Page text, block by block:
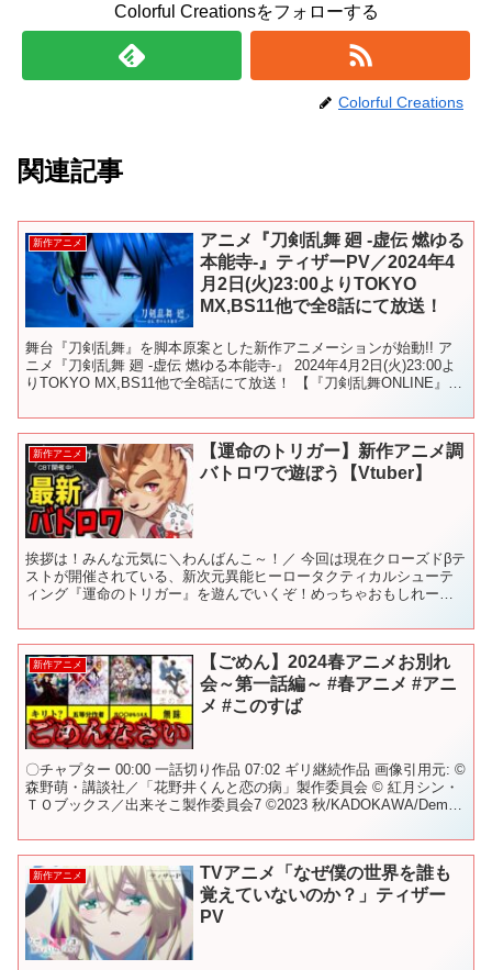
Colorful Creationsをフォローする
Colorful Creations
関連記事
新作アニメ
アニメ『刀剣乱舞 廻 -虚伝 燃ゆる
本能寺-』ティザーPV／2024年4
月2日(火)23:00よりTOKYO
MX,BS11他で全8話にて放送！
舞台『刀剣乱舞』を脚本原案とした新作アニメーションが始動!! ア
ニメ『刀剣乱舞 廻 -虚伝 燃ゆる本能寺-』 2024年4月2日(火)23:00よ
りTOKYO MX,BS11他で全8話にて放送！ 【『刀剣乱舞ONLINE』と
新作アニメ
【運命のトリガー】新作アニメ調
バトロワで遊ぼう【Vtuber】
挨拶は！みんな元気に＼わんばんこ～！／ 今回は現在クローズドβテ
ストが開催されている、新次元異能ヒーロータクティカルシューテ
ィング『運命のトリガー』を遊んでいくぞ！めっちゃおもしれーか
新作アニメ
【ごめん】2024春アニメお別れ
会～第一話編～ #春アニメ #アニ
メ #このすば
〇チャプター 00:00 一話切り作品 07:02 ギリ継続作品 画像引用元: ©
森野萌・講談社／「花野井くんと恋の病」製作委員会 © 紅月シン・
ＴＯブックス／出来そこ製作委員会7 ©2023 秋/KADOKAWA/Demon
新作アニメ
TVアニメ「なぜ僕の世界を誰も
覚えていないのか？」ティザー
PV